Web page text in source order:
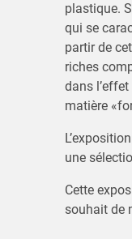
plastique.
qui se
partir de
riches
dans
matière
une
Cette
souhait de